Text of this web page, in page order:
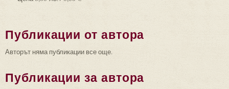
Публикации от автора
Авторът няма публикации все още.
Публикации за автора